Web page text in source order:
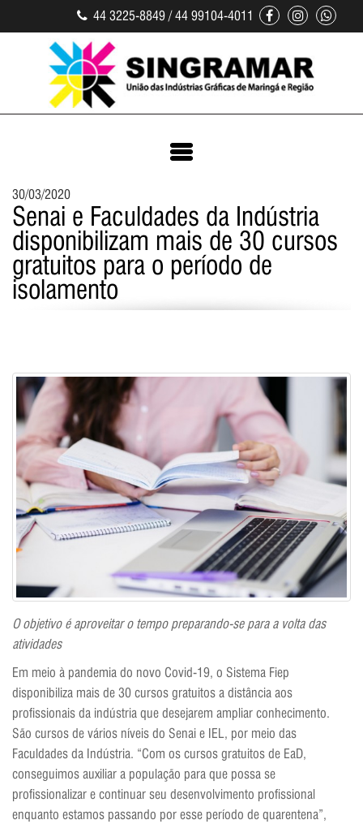
44 3225-8849 / 44 99104-4011
30/03/2020
Senai e Faculdades da Indústria
disponibilizam mais de 30 cursos
gratuitos para o período de
isolamento
O objetivo é aproveitar o tempo preparando-se para a volta das
atividades
Em meio à pandemia do novo Covid-19, o Sistema Fiep
disponibiliza mais de 30 cursos gratuitos a distância aos
profissionais da indústria que desejarem ampliar conhecimento.
São cursos de vários níveis do Senai e IEL, por meio das
Faculdades da Indústria. “Com os cursos gratuitos de EaD,
conseguimos auxiliar a população para que possa se
profissionalizar e continuar seu desenvolvimento profissional
enquanto estamos passando por esse período de quarentena”,